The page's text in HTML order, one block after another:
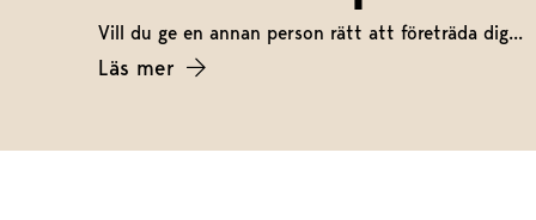
Vill du ge en annan person rätt att företräda dig...
Läs mer